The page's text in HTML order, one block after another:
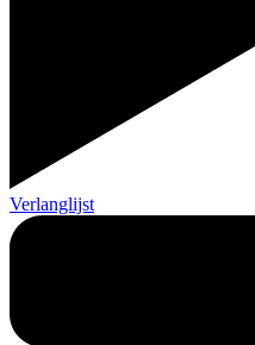
Verlanglijst